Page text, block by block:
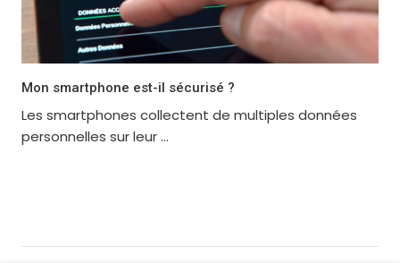
Mon smartphone est-il sécurisé ?
Les smartphones collectent de multiples données
personnelles sur leur ...